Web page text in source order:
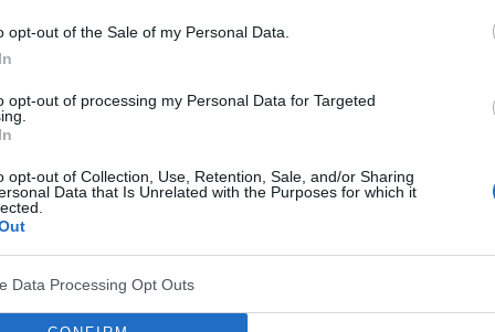
opt-out of the Sale of my Personal Data.
opt-out of processing my Personal Data for Targeted
opt-out of Collection, Use, Retention, Sale, and/or Sharing
Data that Is Unrelated with the Purposes for which it
Data Processing Opt Outs
mniejszych wysiłkach,
odbijanie,
lub nagły zgon.
może trwać latami, bez wyraźnych objawów,